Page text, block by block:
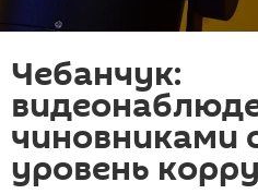
Чебанчук:
чиновниками
уровень